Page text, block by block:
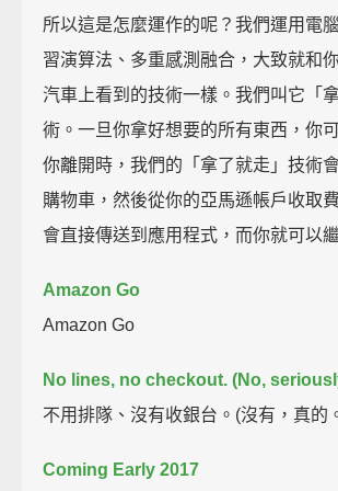
所以這是怎麼運作的呢？我們運用電
習演算法、多重感測融合，大致就和
汽車上看到的技術一樣。我們叫它「
術。一旦你拿好想要的所有東西，你
你離開時，我們的「拿了就走」技術
購物車，然後從你的亞馬遜帳戶收取
會直接傳送到應用程式，而你就可以
Amazon Go
Amazon Go
No lines, no checkout. (No,
不用排隊、沒有收銀台。(沒有，真的
Coming Early 2017